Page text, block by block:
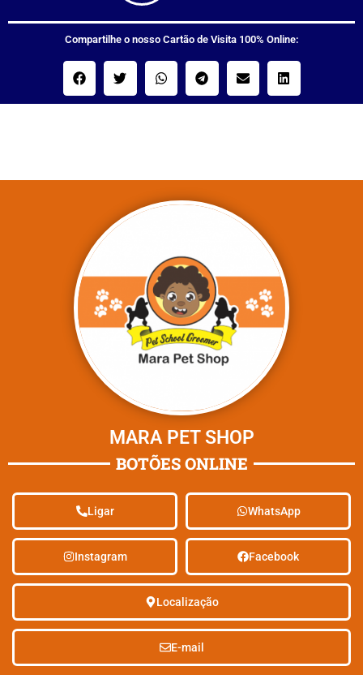
Compartilhe o nosso Cartão de Visita 100% Online:
MARA PET SHOP
BOTÕES ONLINE
Ligar WhatsApp
Instagram Facebook
Localização
E-mail